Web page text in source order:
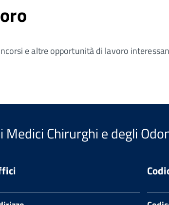
e altre opportunità di lavoro
Medici Chirurghi e degli